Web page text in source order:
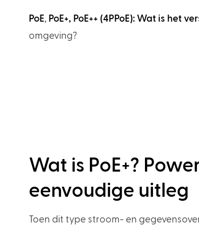
PoE, PoE+, PoE++ (4PPoE): Wat is het
omgeving?
Wat is PoE+?
eenvoudige uitleg
Toen dit type stroom- en